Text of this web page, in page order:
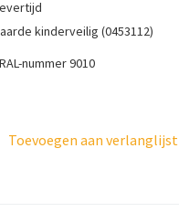
kinderveilig (0453112)
nummer 9010
Toevoegen aan verlanglijst